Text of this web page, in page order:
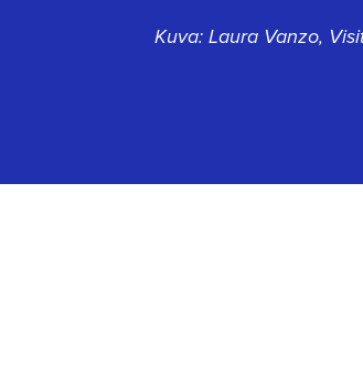
Kuva: Laura Vanzo,